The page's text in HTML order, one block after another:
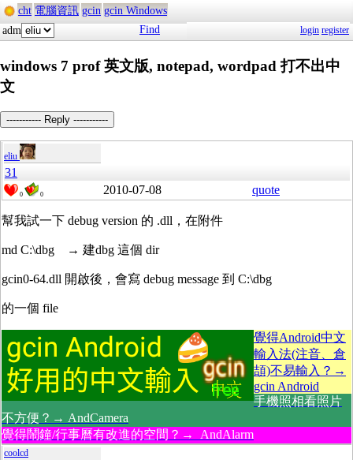
cht 電腦資訊 gcin gcin Windows
adm
Find login register
windows 7 prof 英文版, notepad, wordpad 打不出中
文
----------- Reply -----------
eliu
31
0 0 2010-07-08 quote
幫我試一下 debug version 的 .dll，在附件
md C:\dbg → 建dbg 這個 dir
gcin0-64.dll 開啟後，會寫 debug message 到 C:\dbg
的一個 file
覺得Android中文
輸入法(注音、倉
頡)不易輸入？→
gcin Android
手機照相看照片
不方便？→ AndCamera
覺得鬧鐘/行事曆有改進的空間？→ AndAlarm
coolcd